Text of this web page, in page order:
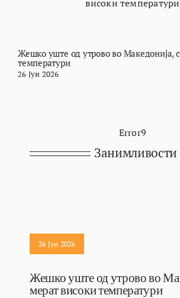
Жешко уште од утрово во Македонија,
температури
26 Јун 2026
Error9
Занимливости
26 Јун 2026
Жешко уште од утрово во
мерат високи температури